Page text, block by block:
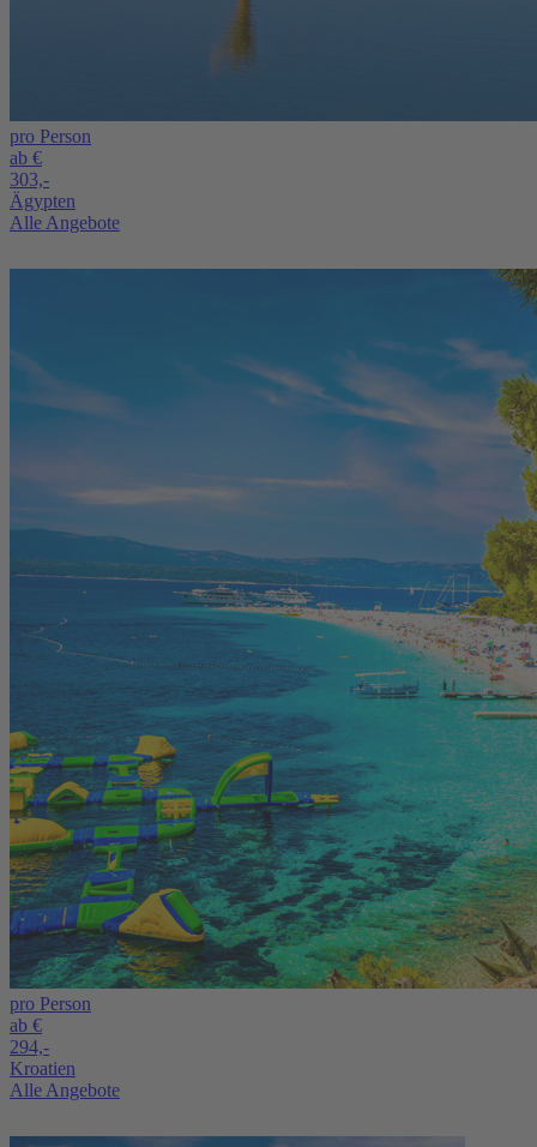
pro Person
ab €
303,-
Ägypten
Alle Angebote
pro Person
ab €
294,-
Kroatien
Alle Angebote